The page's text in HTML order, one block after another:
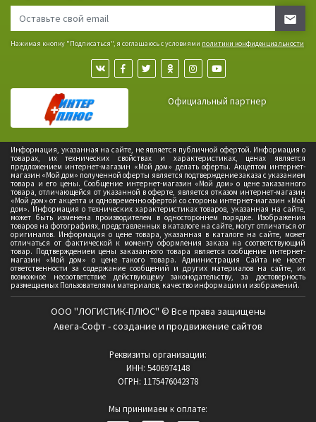
Нажимая кнопку "Подписаться", я соглашаюсь с условиями политики конфиденциальности
Официальный партнер
Информация, указанная на сайте, не является публичной офертой. Информация о
товарах, их технических свойствах и характеристиках, ценах является
предложением интернет-магазин «Мой дом» делать оферты. Акцептом интернет-
магазин «Мой дом» полученной оферты является подтверждение заказа с указанием
товара и его цены. Сообщение интернет-магазин «Мой дом» о цене заказанного
товара, отличающейся от указанной в оферте, является отказом интернет-магазин
«Мой дом» от акцепта и одновременно офертой со стороны интернет-магазин «Мой
дом». Информация о технических характеристиках товаров, указанная на сайте,
может быть изменена производителем в одностороннем порядке. Изображения
товаров на фотографиях, представленных в каталоге на сайте, могут отличаться от
оригиналов. Информация о цене товара, указанная в каталоге на сайте, может
отличаться от фактической к моменту оформления заказа на соответствующий
товар. Подтверждением цены заказанного товара является сообщение интернет-
магазин «Мой дом» о цене такого товара. Администрация Сайта не несет
ответственности за содержание сообщений и других материалов на сайте, их
возможное несоответствие действующему законодательству, за достоверность
размещаемых Пользователями материалов, качество информации и изображений.
ООО "ЛОГИСТИК-ПЛЮС" © Все права защищены
Авега-Софт - создание и продвижение сайтов
Реквизиты организации:
ИНН: 5406974148
ОГРН: 1175476042378
Мы принимаем к оплате: